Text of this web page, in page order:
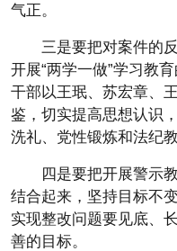
气正。
三是要把对案件的
开展“两学一做”学习教
干部以王珉、苏宏章、
鉴，切实提高思想认识
洗礼、党性锻炼和法纪教
四是要把开展警示
结合起来，坚持目标不
实现整改问题要见底、
善的目标。